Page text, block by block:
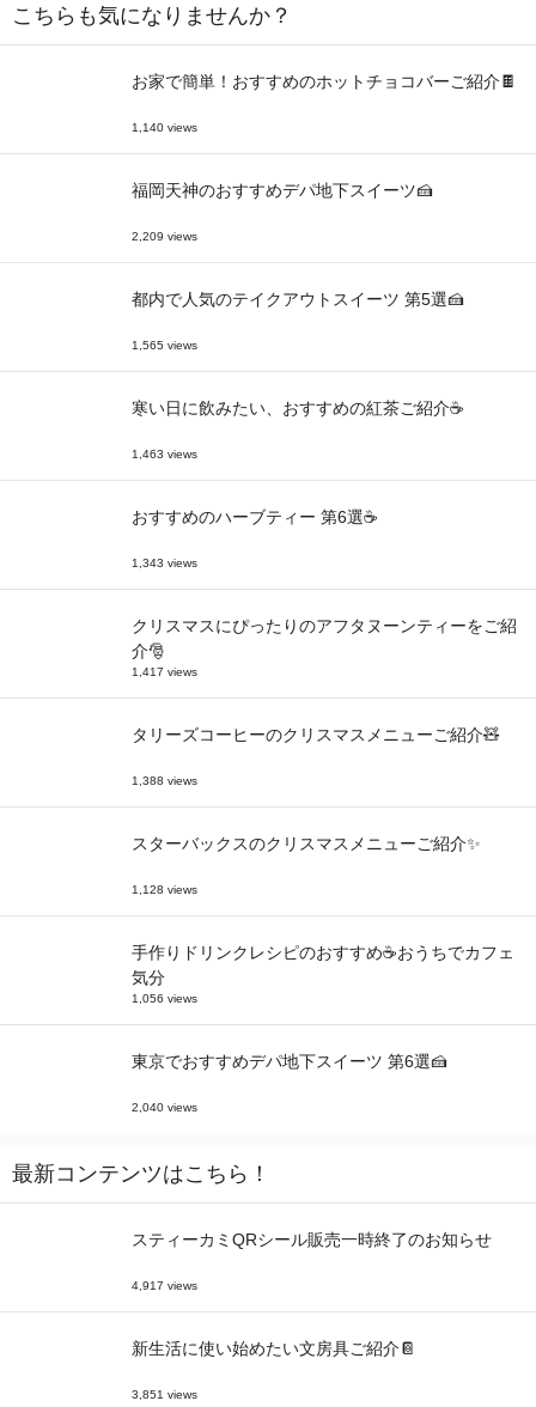
こちらも気になりませんか？
お家で簡単！おすすめのホットチョコバーご紹介🍫
1,140 views
福岡天神のおすすめデパ地下スイーツ🍰
2,209 views
都内で人気のテイクアウトスイーツ 第5選🍰
1,565 views
寒い日に飲みたい、おすすめの紅茶ご紹介☕
1,463 views
おすすめのハーブティー 第6選☕
1,343 views
クリスマスにぴったりのアフタヌーンティーをご紹
介🎅
1,417 views
タリーズコーヒーのクリスマスメニューご紹介🧸
1,388 views
スターバックスのクリスマスメニューご紹介✨
1,128 views
手作りドリンクレシピのおすすめ☕おうちでカフェ
気分
1,056 views
東京でおすすめデパ地下スイーツ 第6選🍰
2,040 views
最新コンテンツはこちら！
スティーカミQRシール販売一時終了のお知らせ
4,917 views
新生活に使い始めたい文房具ご紹介📔
3,851 views